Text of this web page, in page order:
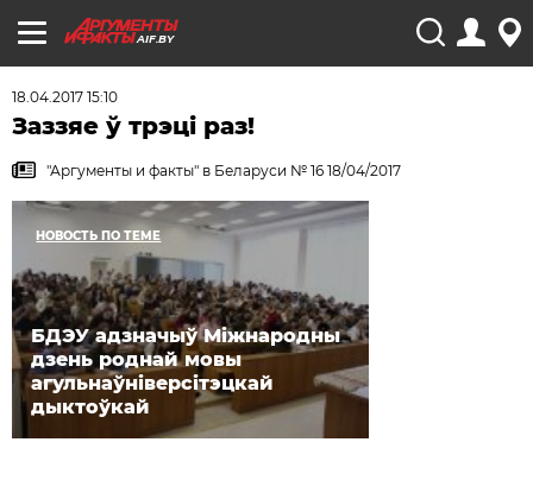
AIF.BY
18.04.2017 15:10
Заззяе ў трэці раз!
"Аргументы и факты" в Беларуси № 16 18/04/2017
НОВОСТЬ ПО ТЕМЕ
БДЭУ адзначыў Міжнародны
дзень роднай мовы
агульнаўніверсітэцкай
дыктоўкай